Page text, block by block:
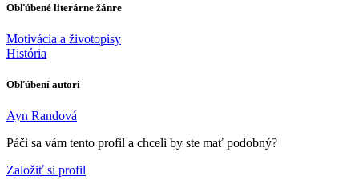
Obľúbené literárne žánre
Motivácia a životopisy
História
Obľúbení autori
Ayn Randová
Páči sa vám tento profil a chceli by ste mať podobný?
Založiť si profil